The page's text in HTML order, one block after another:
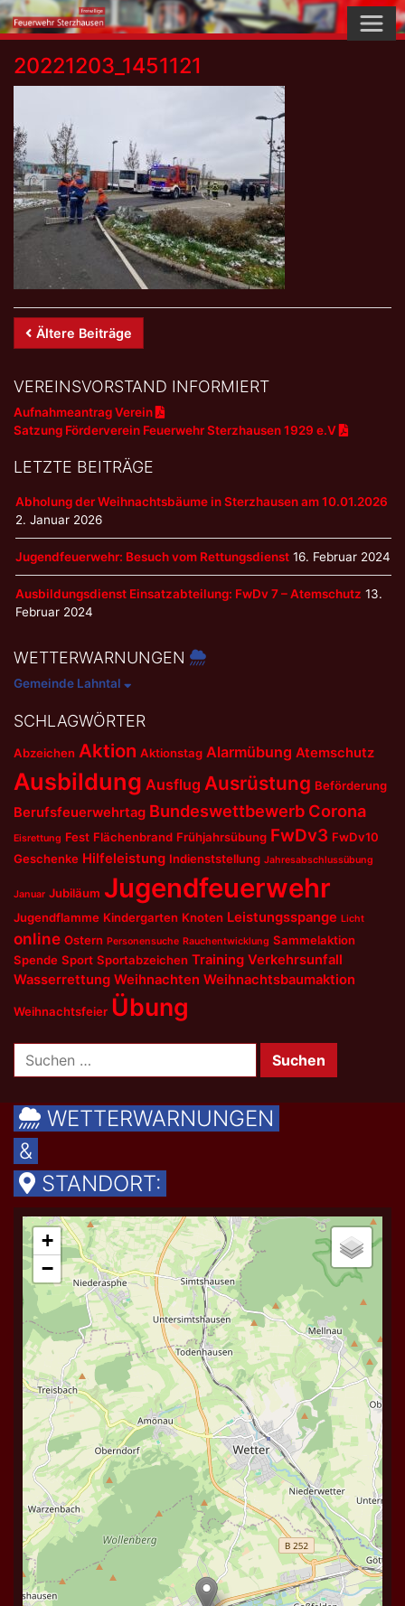
Skip
to
content
20221203_1451121
Beitrags-
Navigation
Ältere Beiträge
VEREINSVORSTAND INFORMIERT
Aufnahmeantrag Verein
Satzung Förderverein Feuerwehr Sterzhausen 1929 e.V
LETZTE BEITRÄGE
Abholung der Weihnachtsbäume in Sterzhausen am 10.01.2026
2. Januar 2026
Jugendfeuerwehr: Besuch vom Rettungsdienst 16. Februar 2024
Ausbildungsdienst Einsatzabteilung: FwDv 7 – Atemschutz 13.
Februar 2024
WETTERWARNUNGEN
Gemeinde Lahntal
SCHLAGWÖRTER
Abzeichen Aktion Aktionstag Alarmübung Atemschutz
Ausbildung Ausflug Ausrüstung Beförderung
Berufsfeuerwehrtag Bundeswettbewerb Corona
Eisrettung Fest Flächenbrand Frühjahrsübung FwDv3 FwDv10
Geschenke Hilfeleistung Indienststellung Jahresabschlussübung
Januar Jubiläum Jugendfeuerwehr
Jugendflamme Kindergarten Knoten Leistungsspange Licht
online Ostern Personensuche Rauchentwicklung Sammelaktion
Spende Sport Sportabzeichen Training Verkehrsunfall
Wasserrettung Weihnachten Weihnachtsbaumaktion
Weihnachtsfeier Übung
nach:
WETTERWARNUNGEN
&
STANDORT: